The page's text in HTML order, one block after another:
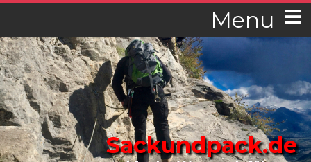
Menu
Sackundpack.de